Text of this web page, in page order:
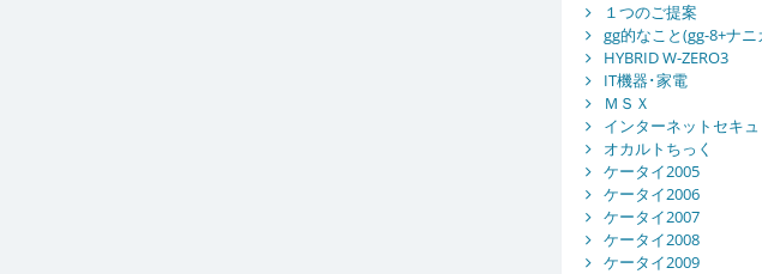
１つのご提案
gg的なこと(gg-8+ナニ
HYBRID W-ZERO3
IT機器･家電
ＭＳＸ
インターネットセキ
オカルトちっく
ケータイ2005
ケータイ2006
ケータイ2007
ケータイ2008
ケータイ2009